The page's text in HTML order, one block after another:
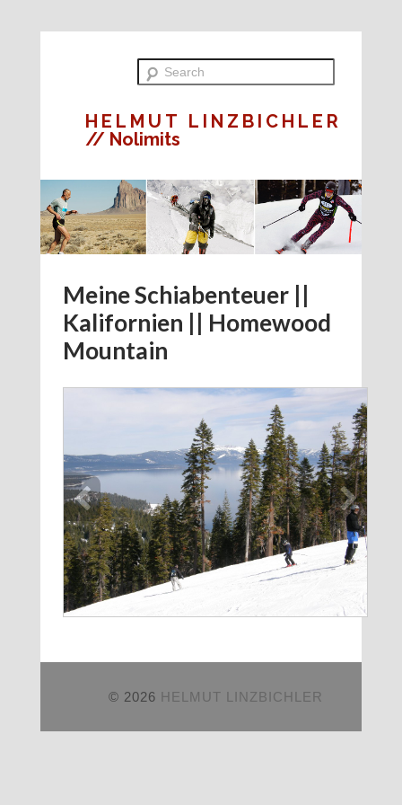
HELMUT LINZBICHLER
// Nolimits
Meine Schiabenteuer ||
Kalifornien || Homewood
Mountain
© 2026 HELMUT LINZBICHLER